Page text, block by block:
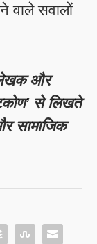
वाले सवालों
और
से लिखते
सामाजिक